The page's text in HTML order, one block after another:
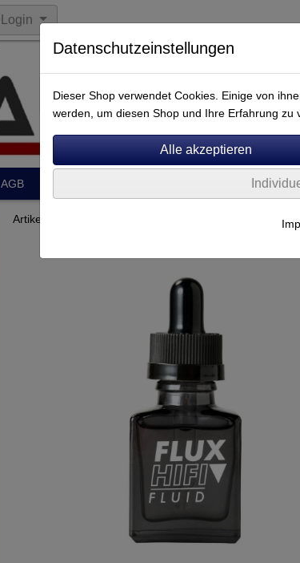
Login
AGB
Artikel nach Marken
Datenschutzeinstellungen
Dieser Shop verwendet Cookies. Einige von
werden, um diesen Shop und Ihre Erfahrung zu